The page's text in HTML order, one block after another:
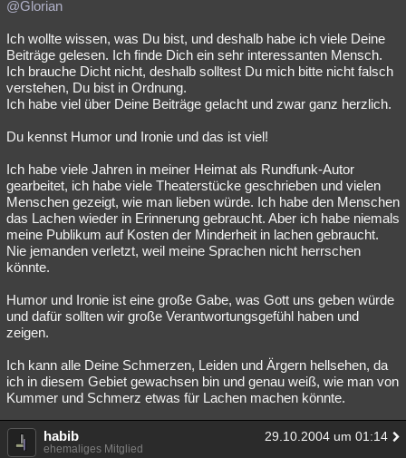
@Glorian
Ich wollte wissen, was Du bist, und deshalb habe ich viele Deine
Beiträge gelesen. Ich finde Dich ein sehr interessanten Mensch.
Ich brauche Dicht nicht, deshalb solltest Du mich bitte nicht falsch
verstehen, Du bist in Ordnung.
Ich habe viel über Deine Beiträge gelacht und zwar ganz herzlich.
Du kennst Humor und Ironie und das ist viel!
Ich habe viele Jahren in meiner Heimat als Rundfunk-Autor
gearbeitet, ich habe viele Theaterstücke geschrieben und vielen
Menschen gezeigt, wie man lieben würde. Ich habe den Menschen
das Lachen wieder in Erinnerung gebraucht. Aber ich habe niemals
meine Publikum auf Kosten der Minderheit in lachen gebraucht.
Nie jemanden verletzt, weil meine Sprachen nicht herrschen
könnte.
Humor und Ironie ist eine große Gabe, was Gott uns geben würde
und dafür sollten wir große Verantwortungsgefühl haben und
zeigen.
Ich kann alle Deine Schmerzen, Leiden und Ärgern hellsehen, da
ich in diesem Gebiet gewachsen bin und genau weiß, wie man von
Kummer und Schmerz etwas für Lachen machen könnte.
habib 29.10.2004 um 01:14
ehemaliges Mitglied